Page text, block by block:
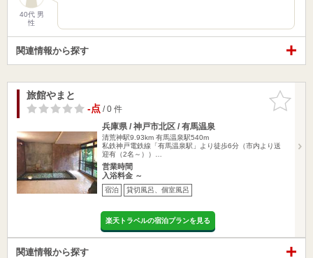
40代 男
性
関連情報から探す
お気に入
りに追加
旅館やまと
-点/ 0 件
兵庫県 / 神戸市北区 / 有馬温泉
清荒神駅9.93km 有馬温泉駅540m
私鉄神戸電鉄線「有馬温泉駅」より徒歩6分（市内より送
迎有（2名～））…
営業時間
入浴料金 ～
宿泊 貸切風呂、個室風呂
楽天トラベルの宿泊プランを見る
関連情報から探す